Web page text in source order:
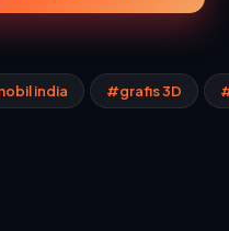
india #grafis 3D